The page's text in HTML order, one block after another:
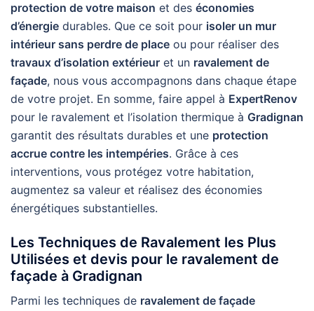
protection de votre maison et des économies
d’énergie durables. Que ce soit pour isoler un mur
intérieur sans perdre de place ou pour réaliser des
travaux d’isolation extérieur et un ravalement de
façade, nous vous accompagnons dans chaque étape
de votre projet. En somme, faire appel à ExpertRenov
pour le ravalement et l’isolation thermique à Gradignan
garantit des résultats durables et une protection
accrue contre les intempéries. Grâce à ces
interventions, vous protégez votre habitation,
augmentez sa valeur et réalisez des économies
énergétiques substantielles.
Les Techniques de Ravalement les Plus
Utilisées et devis pour le ravalement de
façade à Gradignan
Parmi les techniques de ravalement de façade